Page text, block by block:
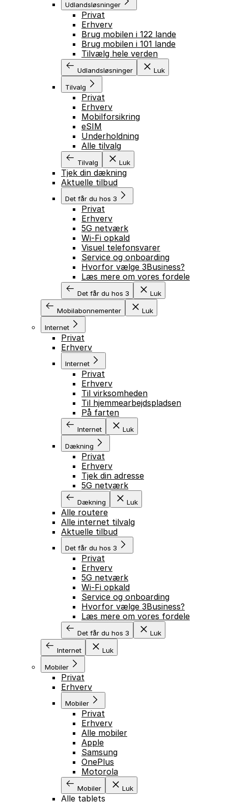
Udlandsløsninger
Privat
Erhverv
Brug mobilen i 122 lande
Brug mobilen i 101 lande
Tilvælg hele verden
Udlandsløsninger Luk
Tilvalg
Privat
Erhverv
Mobilforsikring
eSIM
Underholdning
Alle tilvalg
Tilvalg Luk
Tjek din dækning
Aktuelle tilbud
Det får du hos 3
Privat
Erhverv
5G netværk
Wi-Fi opkald
Visuel telefonsvarer
Service og onboarding
Hvorfor vælge 3Business?
Læs mere om vores fordele
Det får du hos 3 Luk
Mobilabonnementer Luk
Internet
Privat
Erhverv
Internet
Privat
Erhverv
Til virksomheden
Til hjemmearbejdspladsen
På farten
Internet Luk
Dækning
Privat
Erhverv
Tjek din adresse
5G netværk
Dækning Luk
Alle routere
Alle internet tilvalg
Aktuelle tilbud
Det får du hos 3
Privat
Erhverv
5G netværk
Wi-Fi opkald
Service og onboarding
Hvorfor vælge 3Business?
Læs mere om vores fordele
Det får du hos 3 Luk
Internet Luk
Mobiler
Privat
Erhverv
Mobiler
Privat
Erhverv
Alle mobiler
Apple
Samsung
OnePlus
Motorola
Mobiler Luk
Alle tablets